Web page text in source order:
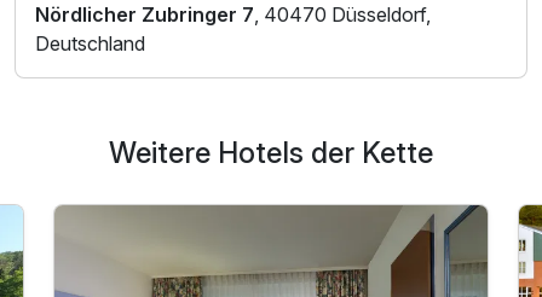
Nördlicher Zubringer 7 , 40470 Düsseldorf,
Deutschland
Weitere Hotels der Kette